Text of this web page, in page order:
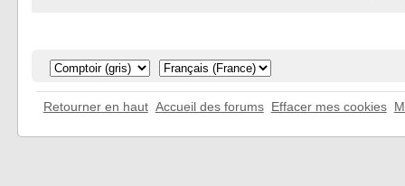
Retourner en haut Accueil des forums Effacer mes cookies